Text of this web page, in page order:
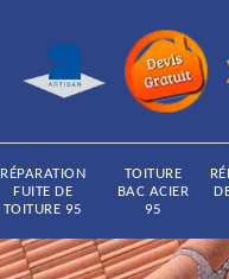
RÉPARATION
FUITE DE
TOITURE 95
TOITURE
BAC ACIER
95